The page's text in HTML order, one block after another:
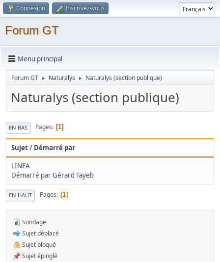
Connexion Inscrivez-vous
Forum GT
Menu principal
Forum GT ► Naturalys ► Naturalys (section publique)
Naturalys (section publique)
EN BAS Pages 1
Sujet/ Démarré par
LINEA
Démarré parGérard Tayeb
EN HAUT Pages 1
Sondage
Sujet déplacé
Sujet bloqué
Sujet épinglé